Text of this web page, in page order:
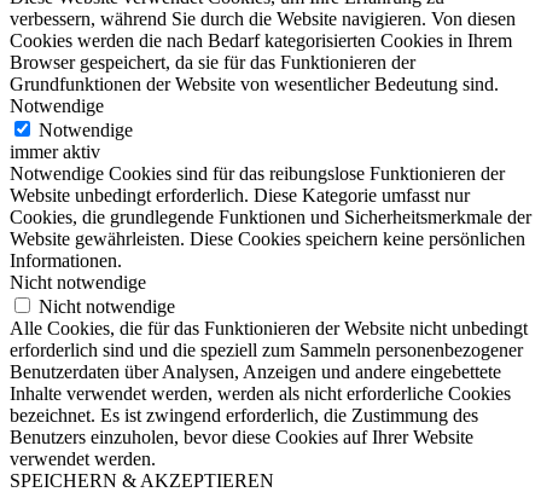
verbessern, während Sie durch die Website navigieren. Von diesen
Cookies werden die nach Bedarf kategorisierten Cookies in Ihrem
Browser gespeichert, da sie für das Funktionieren der
Grundfunktionen der Website von wesentlicher Bedeutung sind.
Notwendige
Notwendige
immer aktiv
Notwendige Cookies sind für das reibungslose Funktionieren der
Website unbedingt erforderlich. Diese Kategorie umfasst nur
Cookies, die grundlegende Funktionen und Sicherheitsmerkmale der
Website gewährleisten. Diese Cookies speichern keine persönlichen
Informationen.
Nicht notwendige
Nicht notwendige
Alle Cookies, die für das Funktionieren der Website nicht unbedingt
erforderlich sind und die speziell zum Sammeln personenbezogener
Benutzerdaten über Analysen, Anzeigen und andere eingebettete
Inhalte verwendet werden, werden als nicht erforderliche Cookies
bezeichnet. Es ist zwingend erforderlich, die Zustimmung des
Benutzers einzuholen, bevor diese Cookies auf Ihrer Website
verwendet werden.
SPEICHERN & AKZEPTIEREN